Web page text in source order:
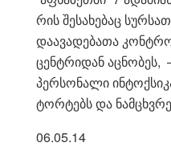
რის შესახებაც
დაავადებათა
ცენტრიდან
პერსონალი
ტორტებს და
06.05.14